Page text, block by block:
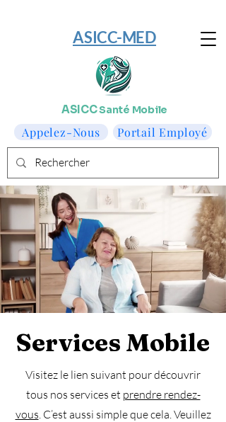
Portail Employé
​ASICC-MED
Appelez-Nous
ASICCSanté Mobile
Services Mobile
Visitez le lien suivant pour découvrir
tous nos services et prendre rendez-
vous. C’est aussi simple que cela. Veuillez